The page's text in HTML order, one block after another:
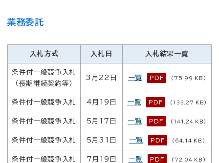
業務委託
入札方式 入札日 入札結果一覧
条件付一般競争入札
（長期継続契約等）
3月22日 一覧 PDF (75.99 KB)
条件付一般競争入札 4月19日 一覧 PDF (133.27 KB)
条件付一般競争入札 5月17日 一覧 PDF (141.24 KB)
条件付一般競争入札 5月31日 一覧 PDF (64.14 KB)
条件付一般競争入札 7月19日 一覧 PDF (72.04 KB)